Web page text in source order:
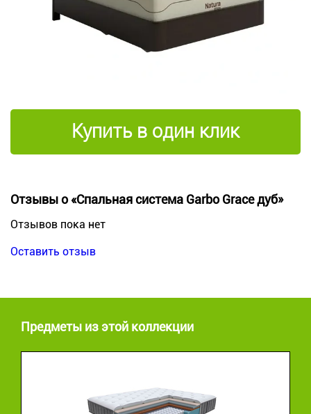
Купить в один клик
Отзывы о «Спальная система Garbo Grace дуб»
Отзывов пока нет
Оставить отзыв
Предметы из этой коллекции